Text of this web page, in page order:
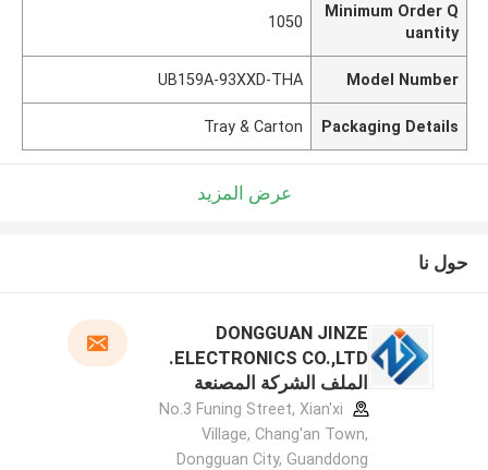
Minimum Order Q
uantity
1050
Model Number
UB159A-93XXD-THA
Packaging Details
Tray & Carton
عرض المزيد
حول نا
DONGGUAN JINZE
ELECTRONICS CO.,LTD.
الملف الشركة المصنعة
No.3 Funing Street, Xian'xi
Village, Chang'an Town,
Dongguan City, Guanddong